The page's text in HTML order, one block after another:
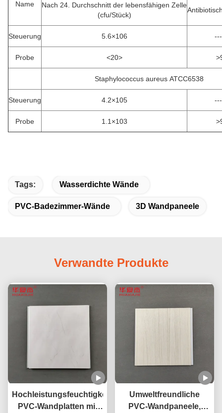
Name
Nach 24. Durchschnitt der lebensfähigen Zelle
(cfu/Stück)
Steuerung 5.6×106
Probe <20> >
Staphylococcus aureus ATCC6538
Steuerung 4.2×105
Probe 1.1×103 >
Tags: Wasserdichte Wände
PVC-Badezimmer-Wände 3D Wandpaneele
Verwandte Produkte
Hochleistungsfeuchtigkeitsdichte
PVC-Wandplatten mit
Umweltfreundliche
PVC-Wandpaneele,